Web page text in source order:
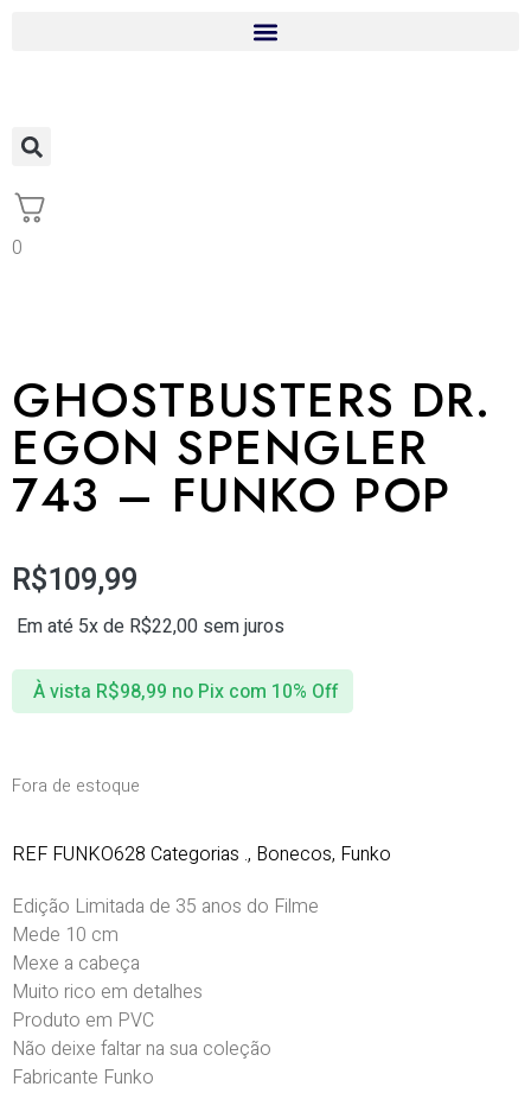
0
GHOSTBUSTERS DR.
EGON SPENGLER
743 – FUNKO POP
R$109,99
Em até 5x de R$22,00 sem juros
À vista R$98,99 no Pix com 10% Off
Fora de estoque
REF FUNKO628 Categorias ., Bonecos, Funko
Edição Limitada de 35 anos do Filme
Mede 10 cm
Mexe a cabeça
Muito rico em detalhes
Produto em PVC
Não deixe faltar na sua coleção
Fabricante Funko